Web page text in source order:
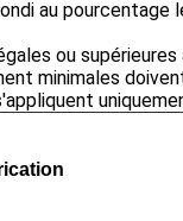
au
ou
minimales